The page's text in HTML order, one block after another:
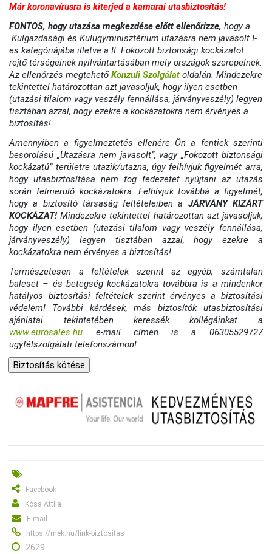
Már koronavírusra is kiterjed a kamarai utasbiztosítás!
FONTOS, hogy utazása megkezdése előtt ellenőrizze, hogy a
Külgazdasági és Külügyminisztérium utazásra nem javasolt I-
es kategóriájába illetve a II. Fokozott biztonsági kockázatot
rejtő térségeinek nyilvántartásában mely országok szerepelnek.
Az ellenőrzés megtehetőKonzuli Szolgálat oldalán. Mindezekre
tekintettel határozottan azt javasoljuk, hogy ilyen esetben
(utazási tilalom vagy veszély fennállása, járványveszély) legyen
tisztában azzal, hogy ezekre a kockázatokra nem érvényes a
biztosítás!
Amennyiben a figyelmeztetés ellenére Ön a fentiek szerinti
besorolású „Utazásra nem javasolt”, vagy „Fokozott biztonsági
kockázatú” területre utazik/utazna, úgy felhívjuk figyelmét arra,
hogy utasbiztosítása nem fog fedezetet nyújtani az utazás
során felmerülő kockázatokra. Felhívjuk továbbá a figyelmét,
hogy a biztosító társaság feltételeiben a JÁRVÁNY KIZÁRT
KOCKÁZAT!Mindezekre tekintettel határozottan azt javasoljuk,
hogy ilyen esetben (utazási tilalom vagy veszély fennállása,
járványveszély) legyen tisztában azzal, hogy ezekre a
kockázatokra nem érvényes a biztosítás!
Természetesen a feltételek szerint az egyéb, számtalan
baleset – és betegség kockázatokra továbbra is a mindenkor
hatályos biztosítási feltételek szerint érvényes a biztosítási
védelem! További kérdések, más biztosítók utasbiztosítási
ajánlatai tekintetében keressék kollégáinkat a
www.eurosales.hu e-mail címen is a 06305529727
ügyfélszolgálati telefonszámon!
Facebook
Kósa Attila
E-mail
https://mek.hu/link-biztositas
2629